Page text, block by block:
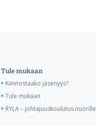
Tule mukaan
Kiinnostaako jäsenyys?
Tule mukaan
RYLA – Johtajuuskoulutus nuorille